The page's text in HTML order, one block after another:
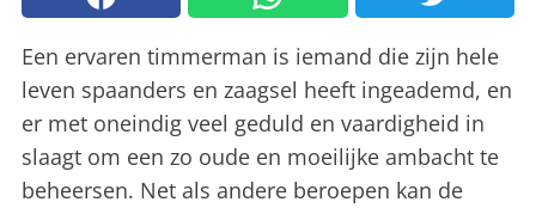
Een ervaren timmerman is iemand die zijn hele
leven spaanders en zaagsel heeft ingeademd, en
er met oneindig veel geduld en vaardigheid in
slaagt om een zo oude en moeilijke ambacht te
beheersen. Net als andere beroepen kan de